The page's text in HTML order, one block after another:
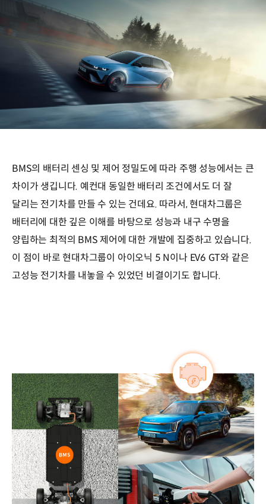
BMS의 배터리 센싱 및 제어 정밀도에 따라 주행 성능에서는 큰
차이가 생깁니다. 예컨대 동일한 배터리 조건에서도 더 잘
달리는 전기차를 만들 수 있는 건데요. 따라서, 현대차그룹은
배터리에 대한 깊은 이해를 바탕으로 성능과 내구 수명을
양립하는 최적의 BMS 제어에 대한 개발에 집중하고 있습니다.
이 점이 바로 현대차그룹이 아이오닉 5 N이나 EV6 GT와 같은
고성능 전기차를 내놓을 수 있었던 비결이기도 합니다.